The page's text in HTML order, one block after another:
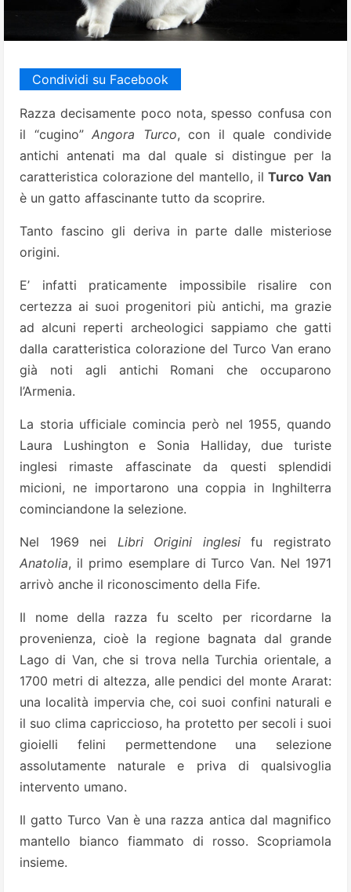
Condividi su Facebook
Razza decisamente poco nota, spesso confusa con
il “cugino”Angora Turco, con il quale condivide
antichi antenati ma dal quale si distingue per la
caratteristica colorazione del mantello, ilTurco Van
è un gatto affascinante tutto da scoprire.
Tanto fascino gli deriva in parte dalle misteriose
origini.
E’ infatti praticamente impossibile risalire con
certezza ai suoi progenitori più antichi, ma grazie
ad alcuni reperti archeologici sappiamo che gatti
dalla caratteristica colorazione del Turco Van erano
già noti agli antichi Romani che occuparono
l’Armenia.
La storia ufficiale comincia però nel 1955, quando
Laura Lushington e Sonia Halliday, due turiste
inglesi rimaste affascinate da questi splendidi
micioni, ne importarono una coppia in Inghilterra
cominciandone la selezione.
Nel 1969 nei Libri Origini inglesifu registrato
Anatolia, il primo esemplare di Turco Van. Nel 1971
arrivò anche il riconoscimento della Fife.
Il nome della razza fu scelto per ricordarne la
provenienza, cioè la regione bagnata dal grande
Lago di Van, che si trova nella Turchia orientale, a
1700 metri di altezza, alle pendici del monte Ararat:
una località impervia che, coi suoi confini naturali e
il suo clima capriccioso, ha protetto per secoli i suoi
gioielli felini permettendone una selezione
assolutamente naturale e priva di qualsivoglia
intervento umano.
Il gatto Turco Van è una razza antica dal magnifico
mantello bianco fiammato di rosso. Scopriamola
insieme.